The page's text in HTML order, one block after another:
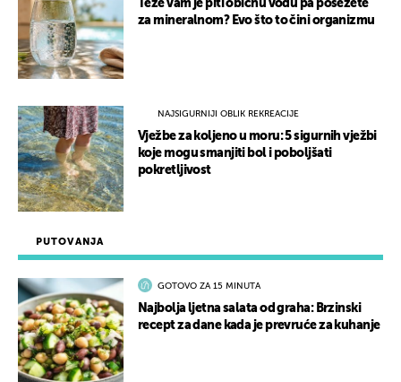
PUTOVANJA
GOTOVO ZA 15 MINUTA
Najbolja ljetna salata od graha: Brzinski
recept za dane kada je prevruće za kuhanje
Teže vam je piti običnu vodu pa posežete
za mineralnom? Evo što to čini organizmu
NAJSIGURNIJI OBLIK REKREACIJE
Vježbe za koljeno u moru: 5 sigurnih vježbi
koje mogu smanjiti bol i poboljšati
pokretljivost